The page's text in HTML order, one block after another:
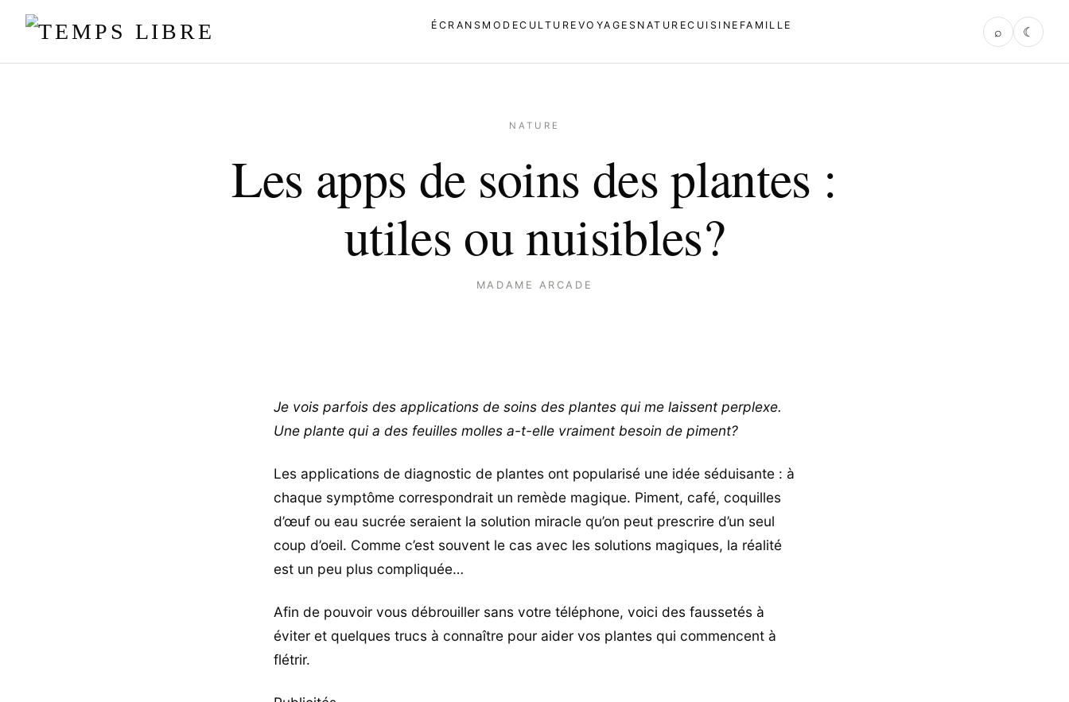
ÉCRANS MODECULTURE VOYAGES NATURECUISINE FAMILLE ⌕ ☾
NATURE
Les apps de soins des plantes :
utiles ou nuisibles?
MADAME ARCADE
Je vois parfois des applications de soins des plantes qui me laissent perplexe.
Une plante qui a des feuilles molles a-t-elle vraiment besoin de piment?
Les applications de diagnostic de plantes ont popularisé une idée séduisante : à
chaque symptôme correspondrait un remède magique. Piment, café, coquilles
d’œuf ou eau sucrée seraient la solution miracle qu’on peut prescrire d’un seul
coup d’oeil. Comme c’est souvent le cas avec les solutions magiques, la réalité
est un peu plus compliquée…
Afin de pouvoir vous débrouiller sans votre téléphone, voici des faussetés à
éviter et quelques trucs à connaître pour aider vos plantes qui commencent à
flétrir.